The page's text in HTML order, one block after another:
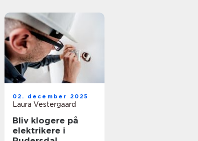
02. december 2025
Laura Vestergaard
Bliv klogere på
elektrikere i